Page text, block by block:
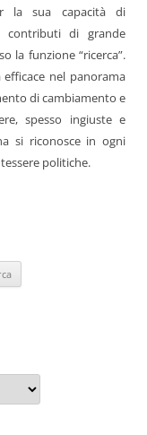
la sua capacità di
contributi di grande
la funzione “ricerca”.
nel panorama
di cambiamento e
spesso ingiuste e
si riconosce in ogni
politiche.